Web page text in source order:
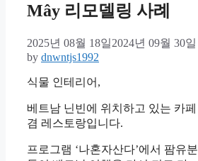
Mây 리모델링 사례
2025년 08월 18일2024년 09월 30일
by dnwntjs1992
식물 인테리어,
베트남 닌빈에 위치하고 있는 카페
겸 레스토랑입니다.
프로그램 ‘나혼자산다’에서 팜유분